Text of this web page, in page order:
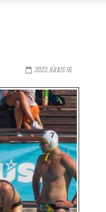
2023. JÚLIUS 16.